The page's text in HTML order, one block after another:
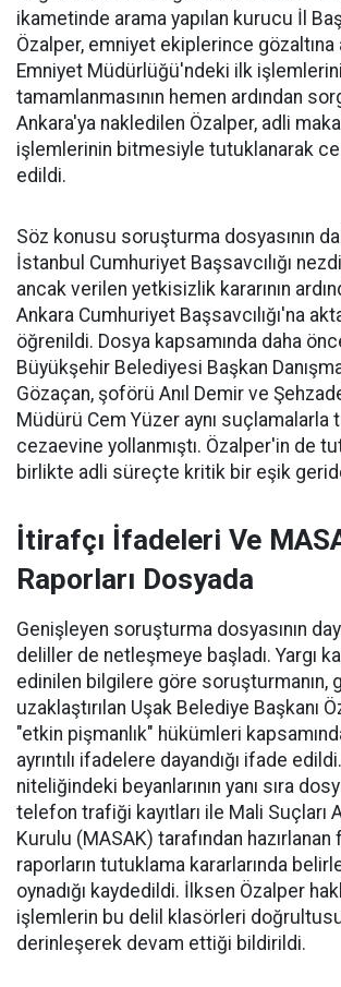
ikametinde arama yapılan kurucu İl
Özalper, emniyet ekiplerince gözaltına
Emniyet Müdürlüğü'ndeki ilk
tamamlanmasının hemen ardından
Ankara'ya nakledilen Özalper, adli
işlemlerinin bitmesiyle tutuklanarak
edildi.
Söz konusu soruşturma dosyasının
İstanbul Cumhuriyet Başsavcılığı
ancak verilen yetkisizlik kararının
Ankara Cumhuriyet Başsavcılığı'na
öğrenildi. Dosya kapsamında daha
Büyükşehir Belediyesi Başkan
Gözaçan, şoförü Anıl Demir ve
Müdürü Cem Yüzer aynı suçlamalarla
cezaevine yollanmıştı. Özalper'in de
birlikte adli süreçte kritik bir eşik
İtirafçı İfadeleri Ve
Raporları Dosyada
Genişleyen soruşturma dosyasının
deliller de netleşmeye başladı. Yargı
edinilen bilgilere göre soruşturmanın,
uzaklaştırılan Uşak Belediye Başkanı
"etkin pişmanlık" hükümleri
ayrıntılı ifadelere dayandığı ifade
niteliğindeki beyanlarının yanı sıra
telefon trafiği kayıtları ile Mali Suçları
Kurulu (MASAK) tarafından hazırlanan
raporların tutuklama kararlarında
oynadığı kaydedildi. İlksen Özalper
işlemlerin bu delil klasörleri
derinleşerek devam ettiği bildirildi.